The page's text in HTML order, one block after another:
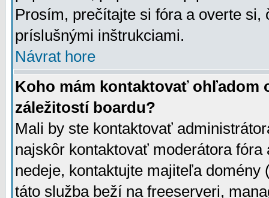
Prosím, prečítajte si fóra a overte
príslušnými inštrukciami.
Návrat hore
Koho mám kontaktovať ohľadom
záležitostí boardu?
Mali by ste kontaktovať
najskôr kontaktovať moderátora
nedeje, kontaktujte majiteľa
táto služba beží na freeserveri,